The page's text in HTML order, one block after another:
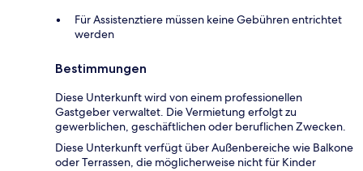
Für Assistenztiere müssen keine Gebühren entrichtet
werden
Bestimmungen
Diese Unterkunft wird von einem professionellen
Gastgeber verwaltet. Die Vermietung erfolgt zu
gewerblichen, geschäftlichen oder beruflichen Zwecken.
Diese Unterkunft verfügt über Außenbereiche wie Balkone
oder Terrassen, die möglicherweise nicht für Kinder